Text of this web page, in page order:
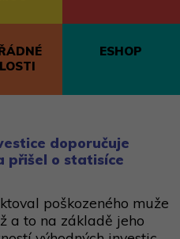
ESHOP
doporučuje
přišel o statisíce
poškozeného muže
a to na základě jeho